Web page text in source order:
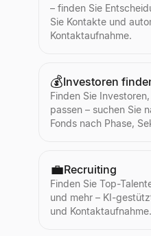
– finden Sie
Sie Kontakte und
Kontaktaufnahme.
💰Investoren
Finden Sie
passen – suchen Sie
Fonds nach Phase,
💼Recruiting
Finden Sie Top-
und mehr – KI-
und Kontaktaufnahme.